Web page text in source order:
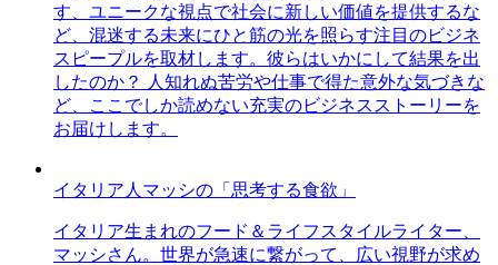
す、ユニークな視点で社会に新しい価値を提供するな
ど、混迷する未来にひと筋の光を照らす注目のビジネ
スピープルを取材します。彼らはいかにして結果を出
したのか？ 人知れぬ苦労や仕事で得た意外な気づきな
ど、ここでしか読めない充実のビジネスストーリーを
お届けします。
イタリア人マッシの「思考する食欲」
イタリア生まれのフード＆ライフスタイルライター、
マッシさん。世界が急速に繋がって、広い視野が求め